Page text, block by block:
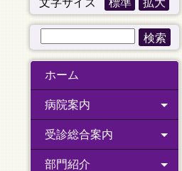
文字サイズ 標準 拡大
ホーム
病院案内
受診総合案内
部門紹介